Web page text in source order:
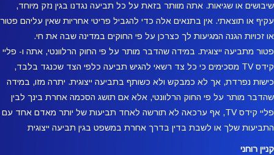
שיבושים או שגיאות. אתה מוותר בזאת על כל תביעה נגדנו בגין נזק מיוחד,
עקיף או תוצאתי. אין בתנאים אלה כדי להגביל פריטי אחריות שאין עליהם פטור
או זכויות הגנה המגיעות לך כצרכן על פי החוקים במדינה שבה את חי.
פטור מתביעה ייצוגית. במידה שהדבר מותר על פי החוק הרלוונטי, אתה ו- פליי
קידס TV מסכימים כי כל צד רשאי להגיש תביעה כלפי הצד שכנגד בלבד,
כישות נפרדת, אך לא כמבקש ולא כשותף בתביעה ייצוגית. יתרה מזו, במידה
שהדבר מותר על פי החוק הרלוונטי, אלא אם תושג הסכמה אחרת בינך לבין
פליי קידס TV, אף ערכאה לא תורשה לאחד תביעות של יותר מאדם אחד עם
התביעות שלך או לשבת בדין בדרך אחרת במשפט בגין תביעה ייצוגית
קניין רוחני